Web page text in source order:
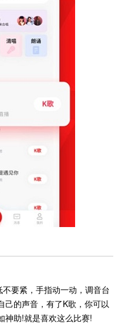
要紧，手指动一动，调音台
己的声音，有了K歌，你可以
神助!就是喜欢这么比赛!